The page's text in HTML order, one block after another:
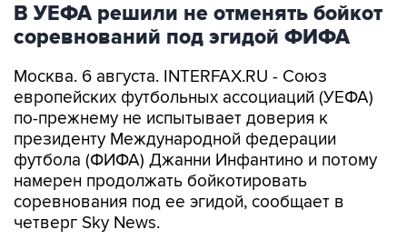
В УЕФА решили не отменять бойкот
соревнований под эгидой ФИФА
Москва. 6 августа. INTERFAX.RU - Союз
европейских футбольных ассоциаций (УЕФА)
по-прежнему не испытывает доверия к
президенту Международной федерации
футбола (ФИФА) Джанни Инфантино и потому
намерен продолжать бойкотировать
соревнования под ее эгидой, сообщает в
четверг Sky News.